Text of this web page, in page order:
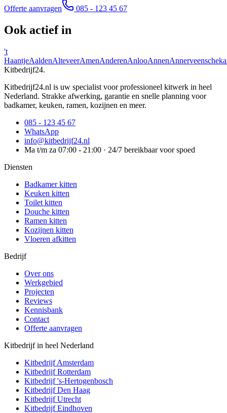
Offerte aanvragen 085 - 123 45 67
Ook actief in
't
HaantjeAaldenAlteveerAmenAnderenAnlooAnnen
Kitbedrijf24.
Kitbedrijf24.nl is uw specialist voor professioneel kitwerk in heel
Nederland. Strakke afwerking, garantie en snelle planning voor
badkamer, keuken, ramen, kozijnen en meer.
085 - 123 45 67
WhatsApp
info@kitbedrijf24.nl
Ma t/m za 07:00 - 21:00 · 24/7 bereikbaar voor spoed
Diensten
Badkamer kitten
Keuken kitten
Toilet kitten
Douche kitten
Ramen kitten
Kozijnen kitten
Vloeren afkitten
Bedrijf
Over ons
Werkgebied
Projecten
Reviews
Kennisbank
Contact
Offerte aanvragen
Kitbedrijf in heel Nederland
KitbedrijfAmsterdam
KitbedrijfRotterdam
Kitbedrijf's-Hertogenbosch
KitbedrijfDen Haag
KitbedrijfUtrecht
KitbedrijfEindhoven